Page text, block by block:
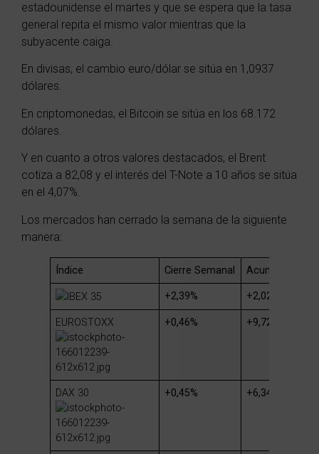
estadounidense el martes y que se espera que la tasa
general repita el mismo valor mientras que la
subyacente caiga.
En divisas, el cambio euro/dólar se sitúa en 1,0937
dólares.
En criptomonedas, el Bitcoin se sitúa en los 68.172
dólares.
Y en cuanto a otros valores destacados, el Brent
cotiza a 82,08 y el interés del T-Note a 10 años se sitúa
en el 4,07%.
Los mercados han cerrado la semana de la siguiente
manera:
Índice CierreSemanal Acumulado
IBEX 35 +2,39% +2,02%
EUROSTOXX +0,46% +9,72%
DAX 30 +0,45% +6,34%